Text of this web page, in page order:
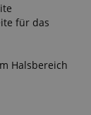
für das
Halsbereich